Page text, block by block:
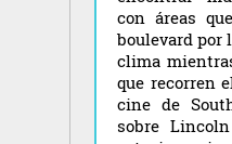
con áreas
boulevard por
clima
que recorren
cine de
sobre